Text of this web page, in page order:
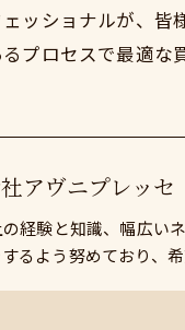
ッショナルが、
プロセスで最適な
アヴニプレッセ
経験と知識、幅広い
るよう努めており、